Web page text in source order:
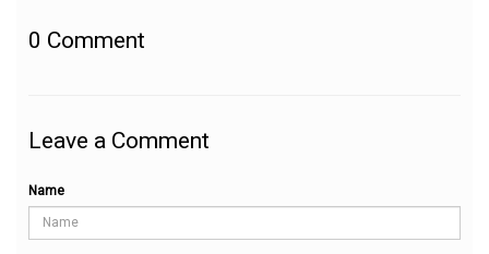
0 Comment
Leave a Comment
Name